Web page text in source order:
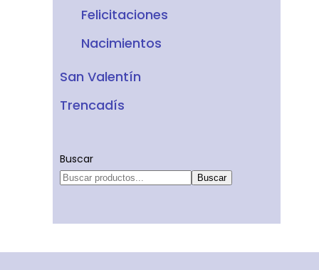
Felicitaciones
Nacimientos
San Valentín
Trencadís
Buscar
Buscar